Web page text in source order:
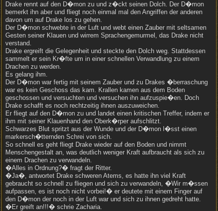
Drake rennt auf den D�mon zu und z�ckt seinen Dolch. Der D�mon
bemerkt ihn aber und fliegt noch einmal mal den Angriffen der anderen
davon um auf Drake los zu gehen.
Der D�mon schwebte in der Luft und webt einen Zauber mit seltsamen
Gesten seiner Klauen und wirrem Sprachengemurmel, das Drake nicht
verstand.
Drake ergreift die Gelegenheit und steckte den Dolch weg. Stattdessen
sammelt er sein Kr�fte um in einer schnellen Verwandlung zu einem
Drachen zu werden.
Es gelang ihm.
Der D�mon war fertig mit seinem Zauber und zu Drakes �berraschung
war es kein Geschoss das kam. Krallen kamen aus dem Boden
geschossen und versuchten und versuchen ihn aufzuspie�en. Doch
Drake schafft es noch rechtzeitig ihnen auszuweichen.
Er fliegt auf den D�mon zu und landet einen kritischen Treffer, indem er
ihm mit seiner Klauenhand den Oberk�rper aufschlitzt.
Schwarzes Blut spritzt aus der Wunde und der D�mon l�sst einen
markersch�tternden Schrei von sich.
So schnell es geht fliegt Drake wieder auf den Boden und nimmt
Menschengestalt an, was deutlich weniger Kraft aufbraucht als sich zu
einem Drachen zu verwandeln.
�Alles in Ordnung?� fragt der Ritter.
�Ja�, antwortet Drake schweren Atems, es hatte ihn viel Kraft
gebraucht so schnell zu fliegen und sich zu verwandeln, �Wir m�ssen
aufpassen, es ist noch nicht vorbei!� er deutete mit einem Finger auf
den D�mon der noch in der Luft war und sich zu ihnen gedreht hatte.
�Er greift an!!!� schrie Zacharia.